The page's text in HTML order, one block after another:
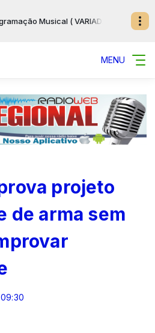
Musical ( VARIADAS ) das 00:00 às
MENU
projeto
de arma sem